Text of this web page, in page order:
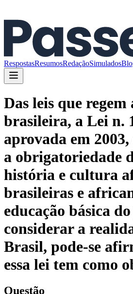
RespostasResumosRedaçãoSimulados
Das leis que regem
brasileira, a Lei n.
aprovada em 2003,
a obrigatoriedade
história e cultura
brasileiras e
educação básica
considerar a
Brasil, pode-se
essa lei tem como
Questão